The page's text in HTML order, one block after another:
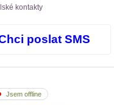
kontakty
poslat SMS
Jsem offline